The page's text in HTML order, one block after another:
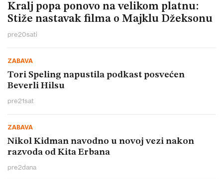
Kralj popa ponovo na velikom platnu:
Stiže nastavak filma o Majklu Džeksonu
pre20sati
ZABAVA
Tori Speling napustila podkast posvećen
Beverli Hilsu
pre21sat
ZABAVA
Nikol Kidman navodno u novoj vezi nakon
razvoda od Kita Erbana
pre2dana